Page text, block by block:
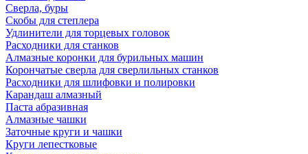
Сверла, буры
Скобы для степлера
Удлинители для торцевых головок
Расходники для станков
Алмазные коронки для бурильных машин
Корончатые сверла для сверлильных станков
Расходники для шлифовки и полировки
Карандаш алмазный
Паста абразивная
Алмазные чашки
Заточные круги и чашки
Круги лепестковые